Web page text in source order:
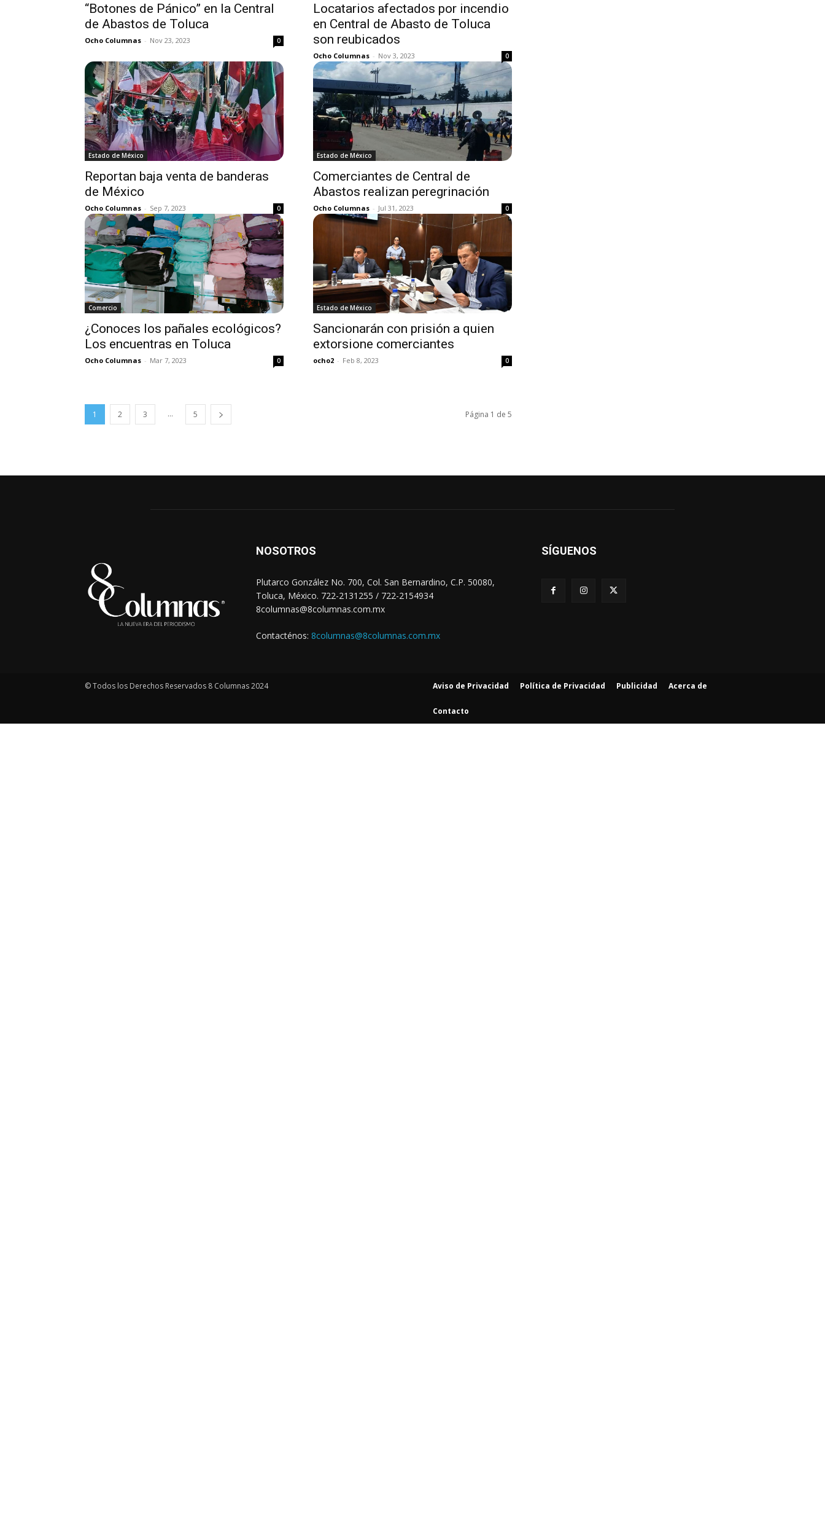
“Botones de Pánico” en la Central
de Abastos de Toluca
Ocho Columnas - Nov 23, 2023 0
Locatarios afectados por incendio
en Central de Abasto de Toluca
son reubicados
Ocho Columnas - Nov 3, 2023 0
Estado de México
Reportan baja venta de banderas
de México
Ocho Columnas - Sep 7, 2023 0
Estado de México
Comerciantes de Central de
Abastos realizan peregrinación
Ocho Columnas - Jul 31, 2023 0
Comercio
¿Conoces los pañales ecológicos?
Los encuentras en Toluca
Ocho Columnas - Mar 7, 2023 0
Estado de México
Sancionarán con prisión a quien
extorsione comerciantes
ocho2 - Feb 8, 2023 0
1 2 3 ... 5 Página 1 de 5
NOSOTROS
Plutarco González No. 700, Col. San Bernardino, C.P. 50080,
Toluca, México. 722-2131255 / 722-2154934
8columnas@8columnas.com.mx
Contacténos: 8columnas@8columnas.com.mx
SÍGUENOS
© Todos los Derechos Reservados 8 Columnas 2024 Aviso de Privacidad Política de Privacidad Publicidad Acerca de
Contacto